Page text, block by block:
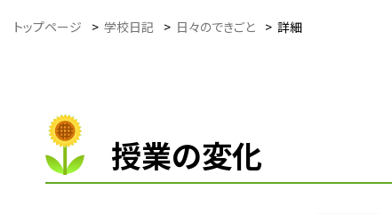
トップページ > 学校日記 > 日々のできごと > 詳細
授業の変化